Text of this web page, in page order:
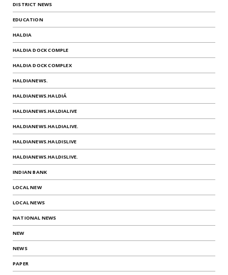
DISTRICT NEWS
EDUCATION
HALDIA
HALDIA DOCK COMPLE
HALDIA DOCK COMPLEX
HALDIANEWS.
HALDIANEWS.HALDIÁ
HALDIANEWS.HALDIALIVE
HALDIANEWS.HALDIALIVE.
HALDIANEWS.HALDISLIVE
HALDIANEWS.HALDISLIVE.
INDIAN BANK
LOCAL NEW
LOCAL NEWS
NATIONAL NEWS
NEW
NEWS
PAPER